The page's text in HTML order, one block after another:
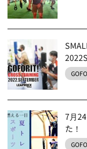
7月
た！